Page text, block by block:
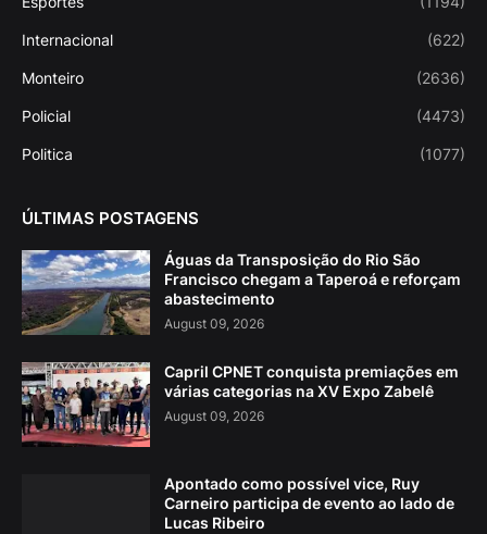
Internacional (622)
Monteiro (2636)
Policial (4473)
Politica (1077)
ÚLTIMAS POSTAGENS
Águas da Transposição do Rio São
Francisco chegam a Taperoá e reforçam
abastecimento
August 09, 2026
Capril CPNET conquista premiações em
várias categorias na XV Expo Zabelê
August 09, 2026
Apontado como possível vice, Ruy
Carneiro participa de evento ao lado de
Lucas Ribeiro